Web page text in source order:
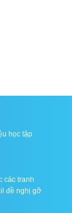
học tập
các tranh
đề nghị gỡ